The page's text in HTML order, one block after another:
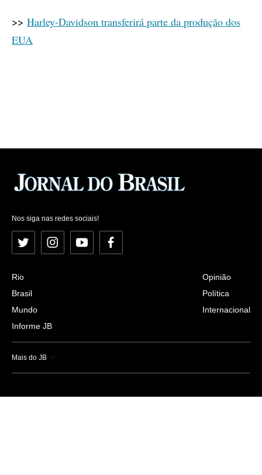
>> Harley-Davidson transferirá parte da produção dos
EUA
Nos siga nas redes sociais!
Twitter InstagramYouTubeFacebook
Rio
Brasil
Mundo
Informe JB
Opinião
Política
Internacional
Mais do JB
Esportes